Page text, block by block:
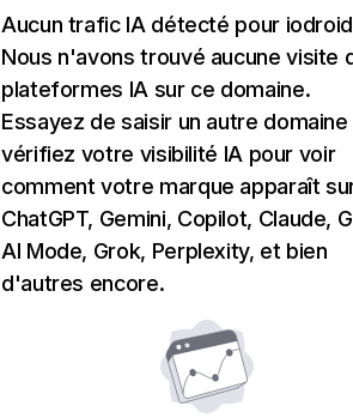
Aucun trafic IA détecté pour
Nous n'avons trouvé aucune visite
plateformes IA sur ce domaine.
Essayez de saisir un autre domaine
vérifiez votre visibilité IA pour voir
comment votre marque apparaît
ChatGPT, Gemini, Copilot, Claude,
AI Mode, Grok, Perplexity, et bien
d'autres encore.